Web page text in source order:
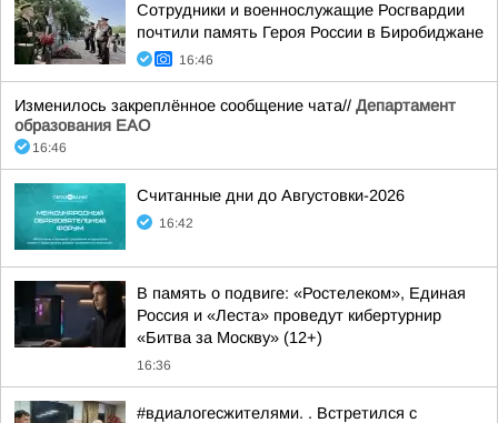
Сотрудники и военнослужащие Росгвардии
почтили память Героя России в Биробиджане
16:46
Изменилось закреплённое сообщение чата// Департамент
образования ЕАО
16:46
Считанные дни до Августовки-2026
16:42
В память о подвиге: «Ростелеком», Единая
Россия и «Леста» проведут кибертурнир
«Битва за Москву» (12+)
16:36
#вдиалогесжителями. . Встретился с